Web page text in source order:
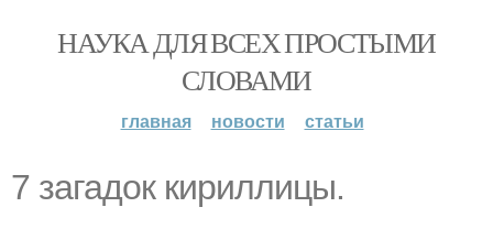
НАУКА ДЛЯ ВСЕХ ПРОСТЫМИ
СЛОВАМИ
главная новости статьи
7 загадок кириллицы.